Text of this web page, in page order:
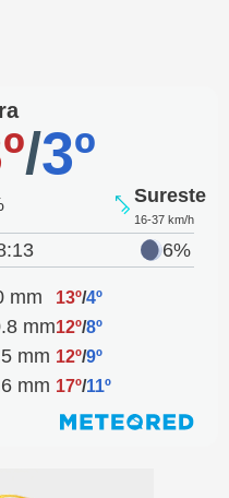
/3º
Sureste
16-37 km/h
6%
mm 13º/4º
mm12º/8º
mm 12º/9º
mm 17º/11º